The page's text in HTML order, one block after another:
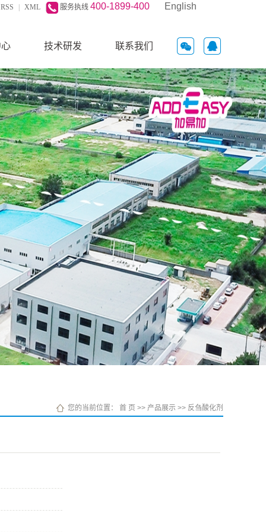
RSS XML 服务执线 400-1899-400 English
技术研发 联系我们
您的当前位置： 首 页 >> 产品展示 >> 反刍酸化剂